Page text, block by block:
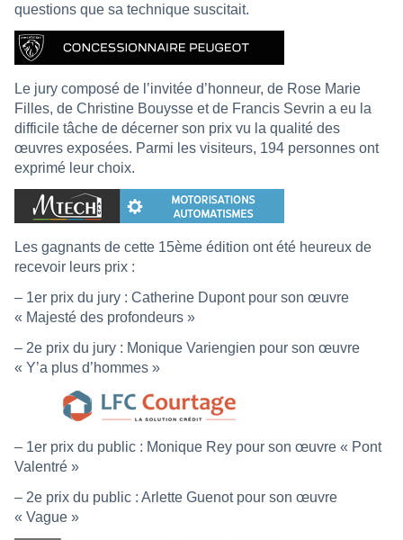
questions que sa technique suscitait.
Le jury composé de l’invitée d’honneur, de Rose Marie
Filles, de Christine Bouysse et de Francis Sevrin a eu la
difficile tâche de décerner son prix vu la qualité des
œuvres exposées. Parmi les visiteurs, 194 personnes ont
exprimé leur choix.
Les gagnants de cette 15ème édition ont été heureux de
recevoir leurs prix :
– 1er prix du jury : Catherine Dupont pour son œuvre
« Majesté des profondeurs »
– 2e prix du jury : Monique Variengien pour son œuvre
« Y’a plus d’hommes »
– 1er prix du public : Monique Rey pour son œuvre « Pont
Valentré »
– 2e prix du public : Arlette Guenot pour son œuvre
« Vague »